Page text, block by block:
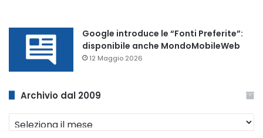
Google introduce le “Fonti Preferite”:
disponibile anche MondoMobileWeb
12 Maggio 2026
Archivio dal 2009
Archivio
dal